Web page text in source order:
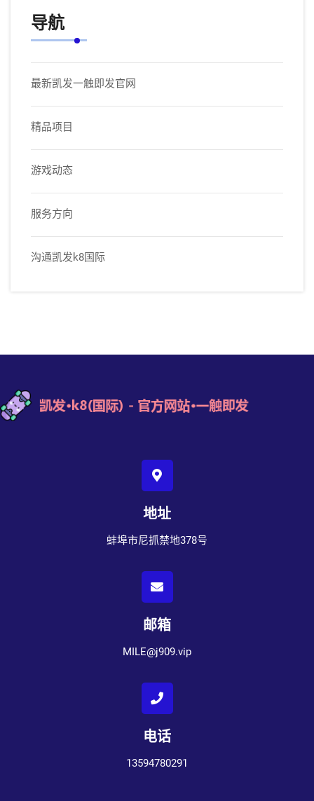
导航
最新凯发一触即发官网
精品项目
游戏动态
服务方向
沟通凯发k8国际
地址
蚌埠市尼抓禁地378号
邮箱
MILE@j909.vip
电话
13594780291